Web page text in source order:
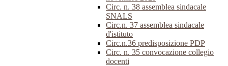
Circ. n. 38 assemblea sindacale
SNALS
Circ.n. 37 assemblea sindacale
d'istituto
Circ.n.36 predisposizione PDP
Circ. n. 35 convocazione collegio
docenti